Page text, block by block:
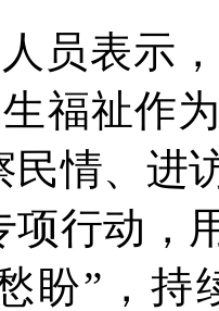
表示，
福祉作
民情、进
项行动，
盼”，